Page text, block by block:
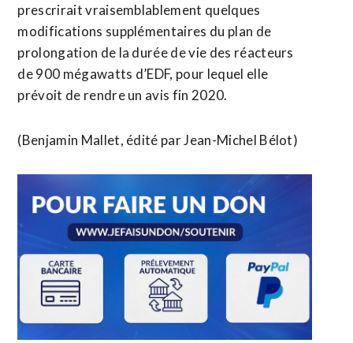
prescrirait vraisemblablement quelques
modifications supplémentaires du plan de
prolongation de la durée de vie des réacteurs
de 900 mégawatts d’EDF, pour lequel elle
prévoit de rendre un avis fin 2020.
(Benjamin Mallet, édité par Jean-Michel Bélot)